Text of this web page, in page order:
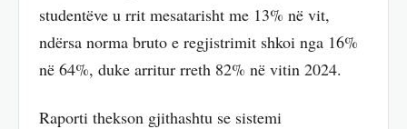
studentëve u rrit mesatarisht me 13% në vit,
ndërsa norma bruto e regjistrimit shkoi nga 16%
në 64%, duke arritur rreth 82% në vitin 2024.
Raporti thekson gjithashtu se sistemi